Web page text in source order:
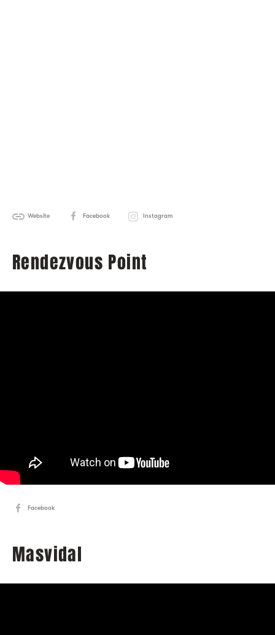
Website Facebook Instagram
Rendezvous Point
Facebook
Masvidal